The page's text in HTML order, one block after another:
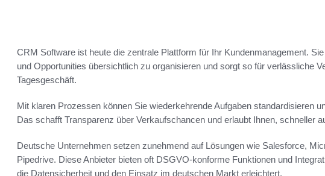
CRM Software ist heute die zentrale Plattform für Ihr Kundenmanagement.
und Opportunities übersichtlich zu organisieren und sorgt so für verlässliche
Tagesgeschäft.
Mit klaren Prozessen können Sie wiederkehrende Aufgaben standardisieren
Das schafft Transparenz über Verkaufschancen und erlaubt Ihnen, schneller
Deutsche Unternehmen setzen zunehmend auf Lösungen wie Salesforce,
Pipedrive. Diese Anbieter bieten oft DSGVO-konforme Funktionen und
die Datensicherheit und den Einsatz im deutschen Markt erleichtert.